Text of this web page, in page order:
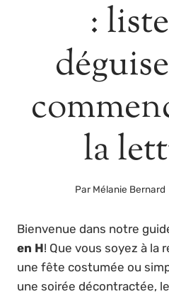
:
la
Par Mélanie Bernard
Bienvenue dans notre
en H! Que vous soyez à la
une fête costumée ou
une soirée décontractée,